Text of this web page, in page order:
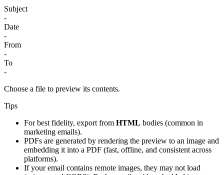
Subject
-
Date
-
From
-
To
-
Choose a file to preview its contents.
Tips
For best fidelity, export from HTML bodies (common in
marketing emails).
PDFs are generated by rendering the preview to an image and
embedding it into a PDF (fast, offline, and consistent across
platforms).
If your email contains remote images, they may not load